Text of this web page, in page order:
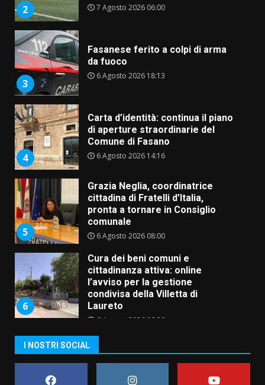
2 7 Agosto 2026 06:00
3
Fasanese ferito a colpi di arma
da fuoco
6 Agosto 2026 18:13
4
Carta d’identità: continua il piano
di aperture straordinarie del
Comune di Fasano
6 Agosto 2026 14:16
5
Grazia Neglia, coordinatrice
cittadina di Fratelli d’Italia,
pronta a tornare in Consiglio
comunale
6 Agosto 2026 08:00
6
Cura dei beni comuni e
cittadinanza attiva: online
l’avviso per la gestione
condivisa della Villetta di
Laureto
6 Agosto 2026 06:20
assoluta de “L’Albergo
Belvedere. Il rapimento”
6 Agosto 2026 06:15
I NOSTRI SOCIAL